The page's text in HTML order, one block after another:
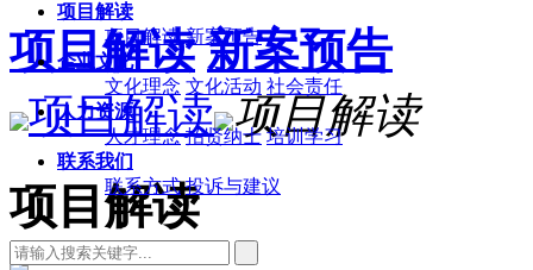
项目解读
项目解读 新案预告
企业文化
文化理念 文化活动 社会责任
人力资源
人才理念 招贤纳士 培训学习
联系我们
联系方式 投诉与建议
项目解读 新案预告
项目解读 项目解读
项目解读